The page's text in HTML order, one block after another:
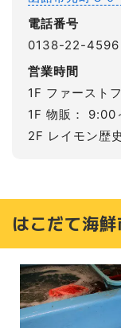
電話番号
0138-22-4596
営業時間
1F ファースト
1F 物販： 9:00
2F レイモン歴
はこだて海